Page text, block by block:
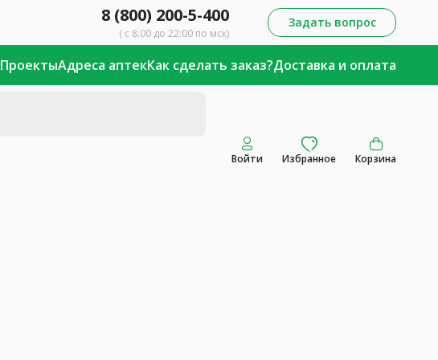
8 (800) 200-5-400
( с 8:00 до 22:00 по мск)
Задать вопрос
ПроектыАдреса аптекКак сделать заказ?Доставка и оплата
Войти Избранное Корзина